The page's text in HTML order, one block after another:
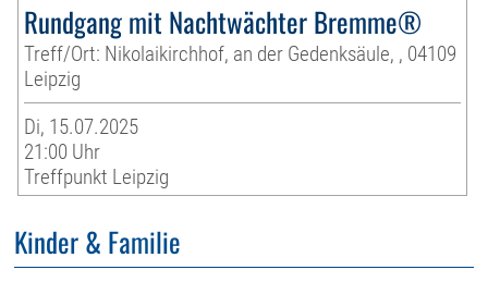
Rundgang mit Nachtwächter Bremme®
Treff/Ort: Nikolaikirchhof, an der Gedenksäule, , 04109
Leipzig
Di, 15.07.2025
21:00 Uhr
Treffpunkt Leipzig
Kinder & Familie